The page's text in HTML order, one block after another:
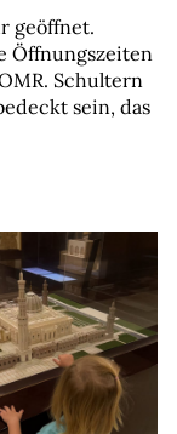
geöffnet.
Öffnungszeiten
Schultern
sein, das